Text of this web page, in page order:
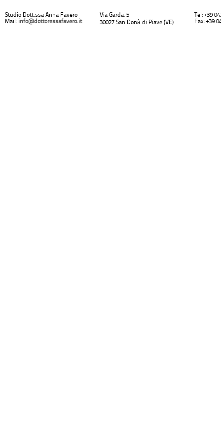
Studio Dott.ssa Anna Favero
Mail: info@dottoressafavero.it
Via Garda, 5
30027 San Donà di Piave (VE)
Tel: +39
Fax: +39